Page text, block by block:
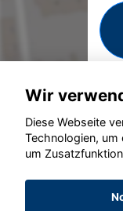
©
Wir
Diese Webseite
Technologien, um
um